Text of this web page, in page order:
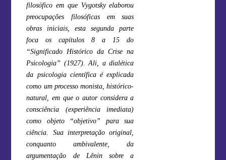
filosófico em que Vygotsky elaborou
preocupações filosóficas em suas
obras iniciais, esta segunda parte
foca os capítulos 8 a 15 do
“Significado Histórico da Crise na
Psicologia” (1927). Ali, a dialética
da psicologia científica é explicada
como um processo monista, histórico-
natural, em que o autor considera a
consciência (experiência imediata)
como objeto “objetivo” para sua
ciência. Sua interpretação original,
conquanto ambivalente, da
argumentação de Lênin sobre a